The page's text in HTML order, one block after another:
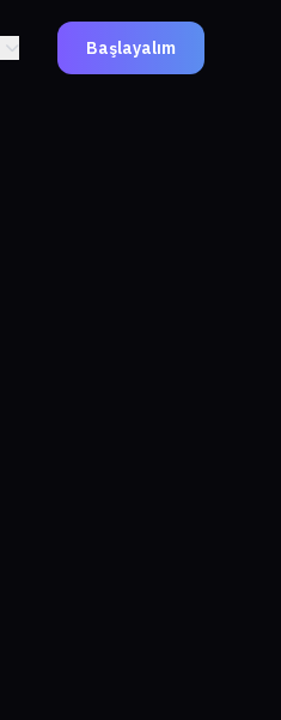
Başlayalım